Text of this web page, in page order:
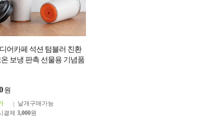
어카페 석션 텀블러 친환
온 보냉 판촉 선물용 기념품
원
낱개구매가능
결제 3,000원